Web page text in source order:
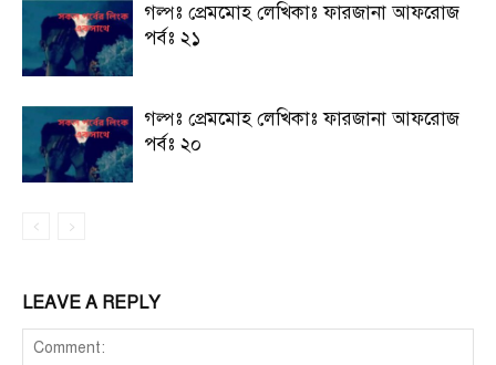
গল্পঃ প্রেমমোহ লেখিকাঃ ফারজানা আফরোজ
পর্বঃ ২১
গল্পঃ প্রেমমোহ লেখিকাঃ ফারজানা আফরোজ
পর্বঃ ২০
LEAVE A REPLY